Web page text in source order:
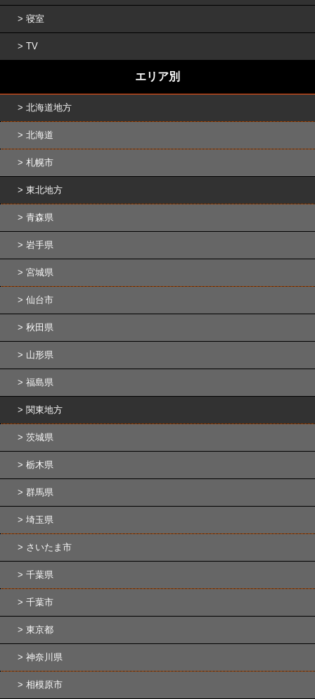
寝室
TV
エリア別
北海道地方
北海道
札幌市
東北地方
青森県
岩手県
宮城県
仙台市
秋田県
山形県
福島県
関東地方
茨城県
栃木県
群馬県
埼玉県
さいたま市
千葉県
千葉市
東京都
神奈川県
相模原市